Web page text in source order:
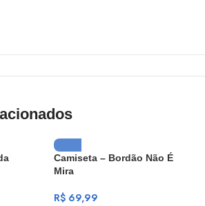
Camiseta – Bordão Não É
Mira
R$69,99